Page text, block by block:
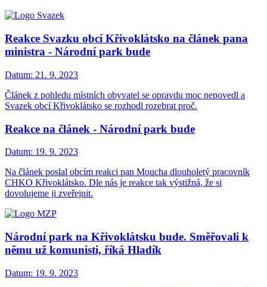
Reakce Svazku obcí Křivoklátsko na článek pana
ministra - Národní park bude
Datum: 21. 9. 2023
Článek z pohledu místních obyvatel se opravdu moc nepovedl a
Svazek obcí Křivoklátsko se rozhodl rozebrat proč.
Reakce na článek - Národní park bude
Datum: 19. 9. 2023
Na článek poslal obcím reakci pan Moucha dlouholetý pracovník
CHKO Křivoklátsko. Dle nás je reakce tak výstižná, že si
dovolujeme ji zveřejnit.
Národní park na Křivoklátsku bude. Směřovali k
němu už komunisti, říká Hladík
Datum: 19. 9. 2023